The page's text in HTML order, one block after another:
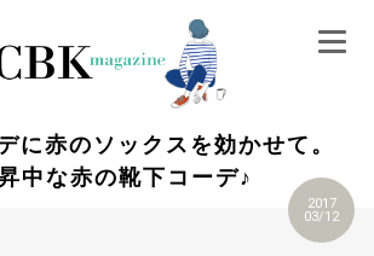
に赤のソックスを効かせて。
中な赤の靴下コーデ♪
2017
03/12